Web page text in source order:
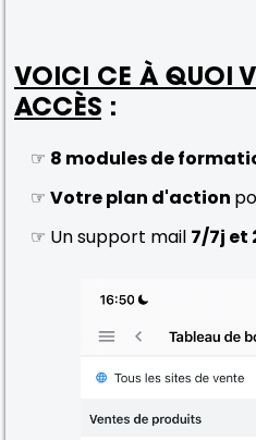
VOICI CE À QUOI
ACCÈS :
☞ 8 modules de
☞ Votre plan d'action
☞ Un support mail 7/7j et